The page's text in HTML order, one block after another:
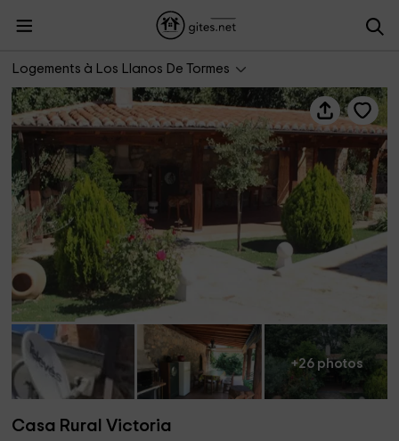
Logements à Los Llanos De Tormes
+26 photos
Casa Rural Victoria